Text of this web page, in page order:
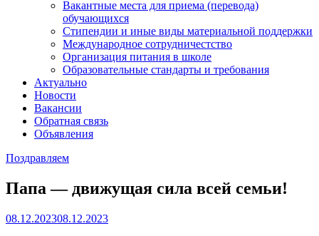
Вакантные места для приема (перевода)
обучающихся
Стипендии и иные виды материальной поддержки
Международное сотрудничестство
Организация питания в школе
Образовательные стандарты и требования
Актуально
Новости
Вакансии
Обратная связь
Объявления
Поздравляем
Папа — движущая сила всей семьи!
08.12.202308.12.2023